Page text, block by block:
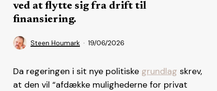
ved at flytte sig fra drift til
finansiering.
Steen Houmark 19/06/2026
Da regeringen i sit nye politiske grundlag skrev,
at den vil “afdække mulighederne for privat